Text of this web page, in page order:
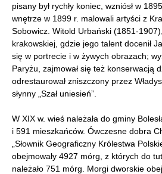
pisany był rychły koniec, wzniósł w
wnętrze w 1899 r. malowali artyści z
Sobowicz. Witold Urbański (1851-
krakowskiej, gdzie jego talent docenił
się w portrecie i w żywych obrazach;
Paryżu, zajmował się też konserwacją
odrestaurował zniszczony przez
słynny „Szał uniesień”.
W XIX w. wieś należała do gminy
i 591 mieszkańców. Ówczesne dobra
„Słownik Geograficzny Królestwa
obejmowały 4927 mórg, z których do
należało 751 mórg. Morgi dworskie